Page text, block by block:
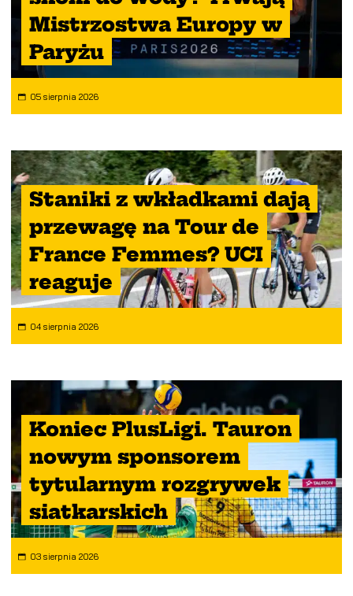
Mistrzostwa Europy w
Paryżu
05 sierpnia 2026
Staniki z wkładkami dają
przewagę na Tour de
France Femmes? UCI
reaguje
04 sierpnia 2026
Koniec PlusLigi. Tauron
nowym sponsorem
tytularnym rozgrywek
siatkarskich
03 sierpnia 2026